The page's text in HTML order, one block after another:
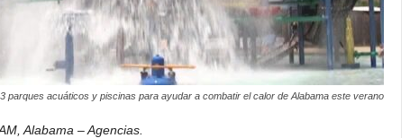
parques acuáticos y piscinas para ayudar a combatir el calor de Alabama este verano
Alabama – Agencias.